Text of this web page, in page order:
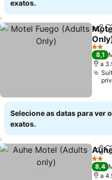
exatos.
2
8,1
a
Selecione as datas para ver
exatos.
2
8,4
a